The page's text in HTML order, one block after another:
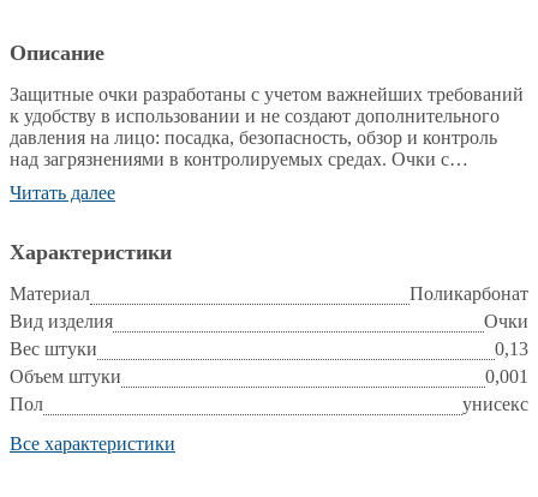
Описание
Защитные очки разработаны с учетом важнейших требований
к удобству в использовании и не создают дополнительного
давления на лицо: посадка, безопасность, обзор и контроль
над загрязнениями в контролируемых средах. Очки с
поликарбонатной линзой многоразового использования
выдерживают до 15 циклов стерилизации паром в автоклаве
минут.
Линза из поликарбоната
Непрямая вентиляция
Наголовная эластичная лента из антистатического силикона
Очки 650 для чистой комнаты разработаны с учетом
практических требований. Они легко совместимы с
рецептурными очками, обеспечивая полную защиту для тех,
кто вынужден пользоваться корригирующими очками.
Читать далее
Характеристики
Материал
Поликарбонат
Вид изделия
Очки
Вес штуки
0,13
Объем штуки
0,001
Пол
унисекс
Все характеристики